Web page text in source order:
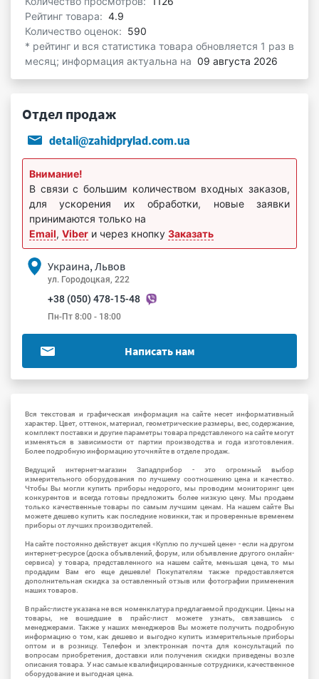
Рейтинг товара: 4.9
Количество оценок: 590
* рейтинг и вся статистика товара обновляется 1 раз в
месяц; информация актуальна на 09 августа 2026
Отдел продаж
detali@zahidprylad.com.ua
Внимание!
В связи с большим количеством входных заказов,
для ускорения их обработки, новые заявки
принимаются только на
Email, Viber и через кнопку Заказать
Украина, Львов
ул. Городоцкая, 222
+38 (050) 478-15-48
Пн-Пт 8:00 - 18:00
Написать нам
Вся текстовая и графическая информация на сайте несет информативный
характер. Цвет, оттенок, материал, геометрические размеры, вес, содержание,
комплект поставки и другие параметры товара представленого на сайте могут
изменяться в зависимости от партии производства и года изготовления.
Более подробную информацию уточняйте в отделе продаж.
Ведущий интернет-магазин Западприбор - это огромный выбор
измерительного оборудования по лучшему соотношению цена и качество.
Чтобы Вы могли купить приборы недорого, мы проводим мониторинг цен
конкурентов и всегда готовы предложить более низкую цену. Мы продаем
только качественные товары по самым лучшим ценам. На нашем сайте Вы
можете дешево купить как последние новинки, так и проверенные временем
приборы от лучших производителей.
На сайте постоянно действует акция «Куплю по лучшей цене» - если на другом
интернет-ресурсе (доска объявлений, форум, или объявление другого онлайн-
сервиса) у товара, представленного на нашем сайте, меньшая цена, то мы
продадим Вам его еще дешевле! Покупателям также предоставляется
дополнительная скидка за оставленный отзыв или фотографии применения
наших товаров.
В прайс-листе указана не вся номенклатура предлагаемой продукции. Цены на
товары, не вошедшие в прайс-лист можете узнать, связавшись с
менеджерами. Также у наших менеджеров Вы можете получить подробную
информацию о том, как дешево и выгодно купить измерительные приборы
оптом и в розницу. Телефон и электронная почта для консультаций по
вопросам приобретения, доставки или получения скидки приведены возле
описания товара. У нас самые квалифицированные сотрудники, качественное
оборудование и выгодная цена.